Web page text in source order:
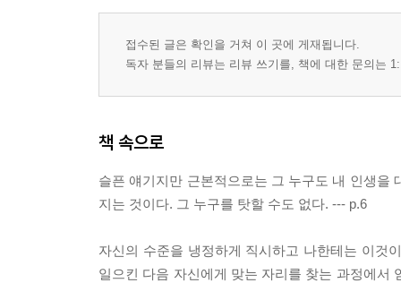
접수된 글은 확인을 거쳐 이 곳에 게재됩니다.
독자 분들의 리뷰는 리뷰 쓰기를, 책에 대한 문의는
책 속으로
슬픈 얘기지만 근본적으로는 그 누구도 내 인생을
지는 것이다. 그 누구를 탓할 수도 없다. --- p.6
자신의 수준을 냉정하게 직시하고 나한테는 이것
일으킨 다음 자신에게 맞는 자리를 찾는 과정에서